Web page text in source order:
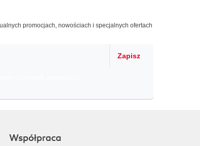
promocjach, nowościach i specjalnych ofertach
Zapisz
Współpraca